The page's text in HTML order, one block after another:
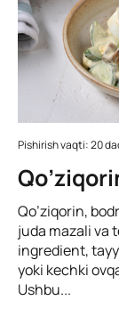
Pishirish vaqti: 20
Qo’ziqorin,
juda mazali va
ingredient,
yoki kechki
Ushbu...